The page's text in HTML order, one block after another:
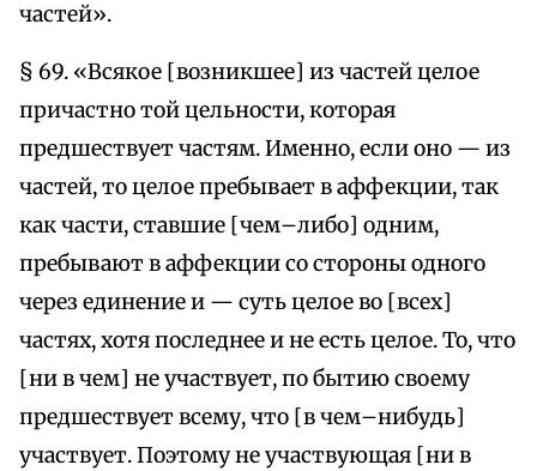
частей».
§ 69. «Всякое [возникшее] из частей целое
причастно той цельности, которая
предшествует частям. Именно, если оно — из
частей, то целое пребывает в аффекции, так
как части, ставшие [чем–либо] одним,
пребывают в аффекции со стороны одного
через единение и — суть целое во [всех]
частях, хотя последнее и не есть целое. То, что
[ни в чем] не участвует, по бытию своему
предшествует всему, что [в чем–нибудь]
участвует. Поэтому не участвующая [ни в